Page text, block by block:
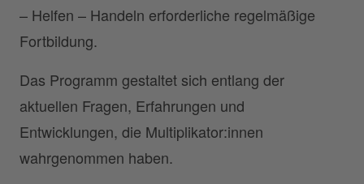
– Helfen – Handeln erforderliche regelmäßige
Fortbildung.
Das Programm gestaltet sich entlang der
aktuellen Fragen, Erfahrungen und
Entwicklungen, die Multiplikator:innen
wahrgenommen haben.